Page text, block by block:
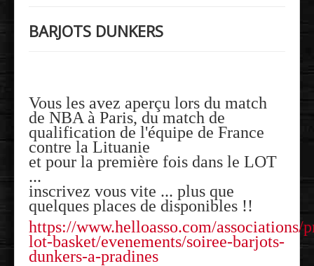
BARJOTS DUNKERS
Vous les avez aperçu lors du match
de NBA à Paris, du match de
qualification de l'équipe de France
contre la Lituanie
et pour la première fois dans le LOT
...
inscrivez vous vite ... plus que
quelques places de disponibles !!
https://www.helloasso.com/associations/
lot-basket/evenements/soiree-barjots-
dunkers-a-pradines